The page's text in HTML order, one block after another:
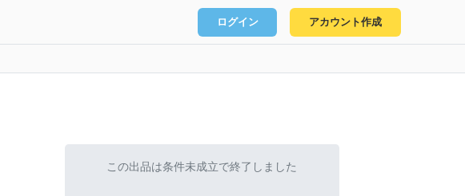
ログイン アカウント作成
この出品は条件未成立で終了しました